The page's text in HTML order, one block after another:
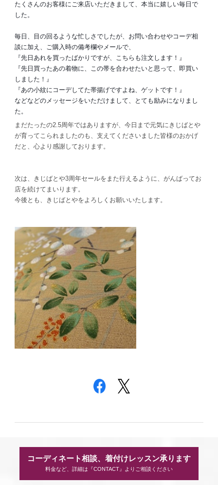
たくさんのお客様にご来店いただきまして、本当に嬉しい毎日で
した。
毎日、目の回るような忙しさでしたが、お問い合わせやコーデ相
談に加え、ご購入時の備考欄やメールで、
『先日あれを買ったばかりですが、こちらも注文します！』
『先日買ったあの着物に、この帯を合わせたいと思って、即買い
しました！』
『あの小紋にコーデしてた帯揚げですよね、ゲットです！』
などなどのメッセージをいただけまして、とても励みになりまし
た。
まだたったの2.5周年ではありますが、今日まで元気にきじばとや
が育ってこられましたのも、支えてくださいました皆様のおかげ
だと、心より感謝しております。
次は、きじばとや3周年セールをまた行えるように、がんばってお
店を続けてまいります。
今後とも、きじばとやをよろしくお願いいたします。
コーディネート相談、着付けレッスン承ります
料金など、詳細は『CONTACT』よりご相談ください